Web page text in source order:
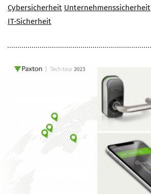
Cybersicherheit Unternehmenssicherheit
IT-Sicherheit